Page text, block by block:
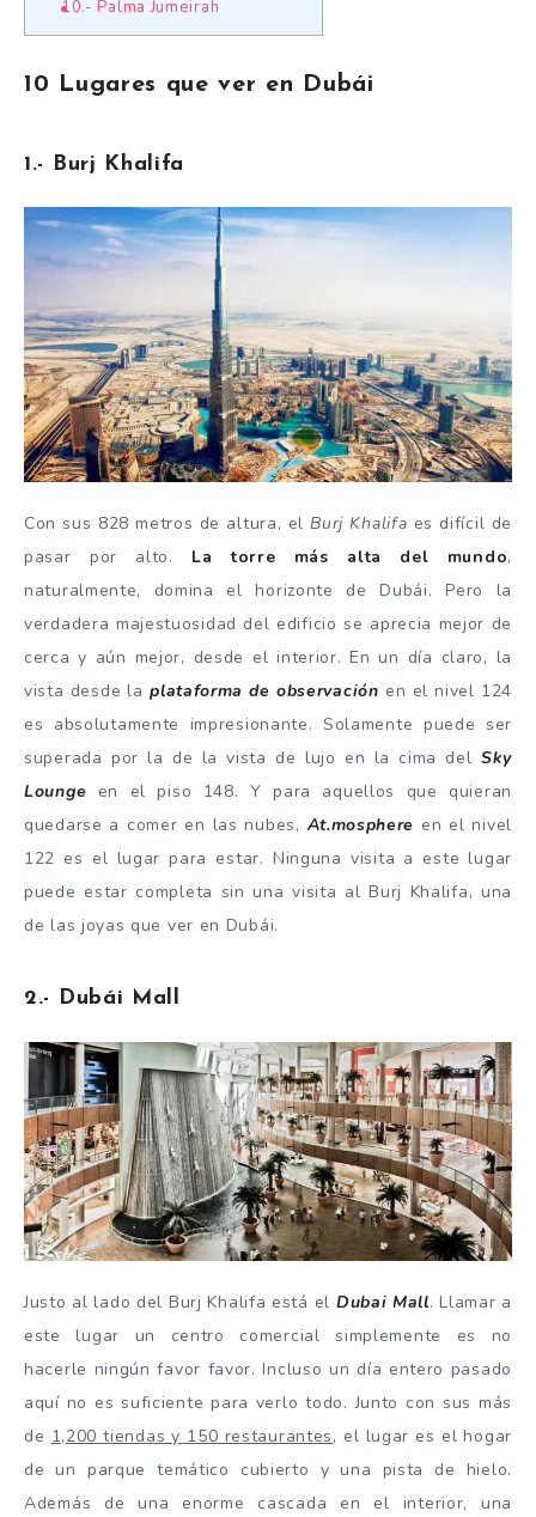
10.- Palma Jumeirah
10 Lugares que ver en Dubái
1.- Burj Khalifa
Con sus 828 metros de altura, elBurj Khalifa es difícil de
pasar por alto. La torre más alta del mundo,
naturalmente, domina el horizonte de Dubái. Pero la
verdadera majestuosidad del edificio se aprecia mejor de
cerca y aún mejor, desde el interior. En un día claro, la
vista desde laplataforma de observación en el nivel 124
es absolutamente impresionante. Solamente puede ser
superada por la de la vista de lujo en la cima del Sky
Lounge en el piso 148. Y para aquellos que quieran
quedarse a comer en las nubes, At.mosphere en el nivel
122 es el lugar para estar. Ninguna visita a este lugar
puede estar completa sin una visita al Burj Khalifa, una
de las joyas que ver en Dubái.
2.- Dubái Mall
Justo al lado del Burj Khalifa está el Dubai Mall. Llamar a
este lugar un centro comercial simplemente es no
hacerle ningún favor favor. Incluso un día entero pasado
aquí no es suficiente para verlo todo. Junto con sus más
de 1,200 tiendas y 150 restaurantes, el lugar es el hogar
de un parque temático cubierto y una pista de hielo.
Además de una enorme cascada en el interior, una